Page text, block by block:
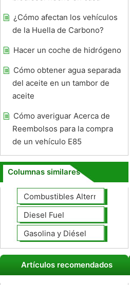
¿Cómo afectan los vehículos
de la Huella de Carbono?
Hacer un coche de hidrógeno
Cómo obtener agua separada
del aceite en un tambor de
aceite
Cómo averiguar Acerca de
Reembolsos para la compra
de un vehículo E85
Columnas similares
Combustibles Alternativos
Diesel Fuel
Gasolina y Diésel
Artículos recomendados